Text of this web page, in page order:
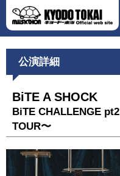
公演詳細
BiTE A SHOCK
BiTE CHALLENGE
TOUR〜